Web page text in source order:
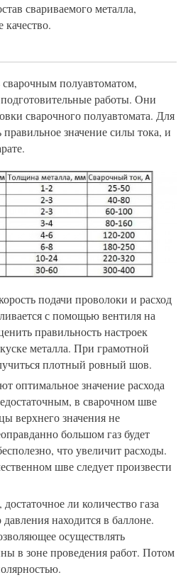
свариваемого металла,
качество.
полуавтоматом,
работы. Они
сварочного полуавтомата. Для
правильное значение силы тока, и
подачи проволоки и расход
с помощью вентиля на
правильность настроек
металла. При грамотной
плотный ровный шов.
оптимальное значение расхода
в сварочном шве
верхнего значения не
большом газ будет
что увеличит расходы.
шве следует произвести
ли количество газа
давления находится в баллоне.
осуществлять
в зоне проведения работ. Потом